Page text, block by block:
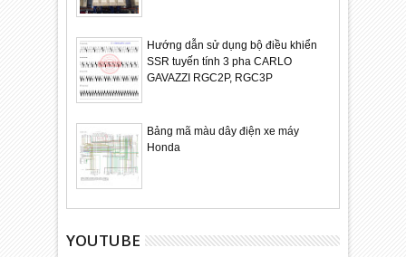
Hướng dẫn sử dụng bộ điều khiển
SSR tuyến tính 3 pha CARLO
GAVAZZI RGC2P, RGC3P
Bảng mã màu dây điện xe máy
Honda
YOUTUBE